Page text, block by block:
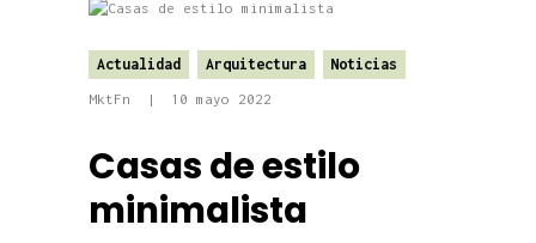
Actualidad Arquitectura Noticias
MktFn 10 mayo 2022
Casas de estilo
minimalista